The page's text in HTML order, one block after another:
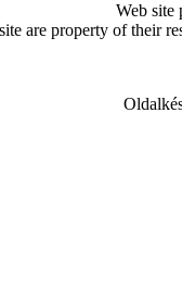
Web site
are property of their